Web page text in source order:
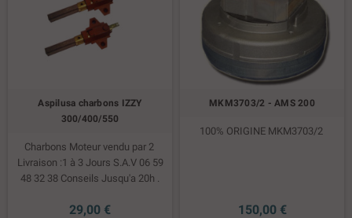
Aspilusa charbons IZZY
300/400/550
Charbons Moteur vendu par 2
Livraison :1 à 3 Jours S.A.V 06 59
48 32 38 Conseils Jusqu'a 20h .
29,00 €
MKM3703/2 - AMS 200
100% ORIGINE MKM3703/2
150,00 €